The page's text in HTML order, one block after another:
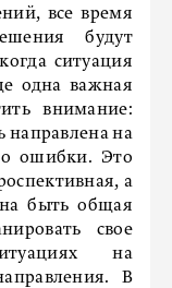
все время
будут
ситуация
одна важная
внимание:
направлена на
ошибки. Это
а
быть общая
свое
на
В